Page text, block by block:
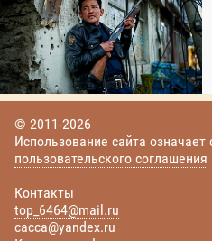
© 2011-2026
Использование сайта означает
пользовательского соглашения
Контакты
top_6464@mail.ru
cacca@yandex.ru